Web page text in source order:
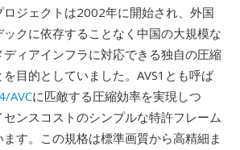
ジェクトは2002年に開始され、外国
クに依存することなく中国の大規模な
ィアインフラに対応できる独自の圧縮
目的としていました。AVS1とも呼ば
AVCに匹敵する圧縮効率を実現しつ
ンスコストのシンプルな特許フレーム
す。この規格は標準画質から高精細ま